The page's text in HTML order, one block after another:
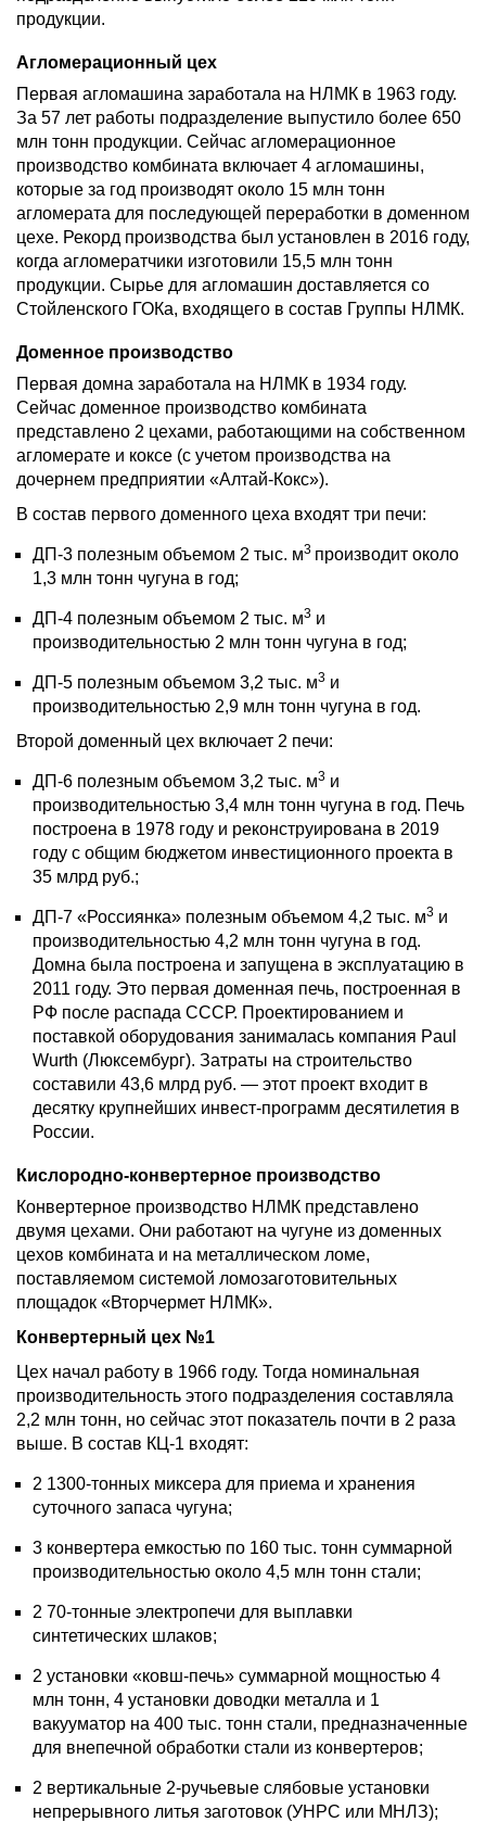
продукции.
Агломерационный цех
Первая агломашина заработала на НЛМК в 1963 году.
За 57 лет работы подразделение выпустило более 650
млн тонн продукции. Сейчас агломерационное
производство комбината включает 4 агломашины,
которые за год производят около 15 млн тонн
агломерата для последующей переработки в доменном
цехе. Рекорд производства был установлен в 2016 году,
когда агломератчики изготовили 15,5 млн тонн
продукции. Сырье для агломашин доставляется со
Стойленского ГОКа, входящего в состав Группы НЛМК.
Доменное производство
Первая домна заработала на НЛМК в 1934 году.
Сейчас доменное производство комбината
представлено 2 цехами, работающими на собственном
агломерате и коксе (с учетом производства на
дочернем предприятии «Алтай-Кокс»).
В состав первого доменного цеха входят три печи:
ДП-3 полезным объемом 2 тыс. м3 производит около
1,3 млн тонн чугуна в год;
ДП-4 полезным объемом 2 тыс. м3 и
производительностью 2 млн тонн чугуна в год;
ДП-5 полезным объемом 3,2 тыс. м3 и
производительностью 2,9 млн тонн чугуна в год.
Второй доменный цех включает 2 печи:
ДП-6 полезным объемом 3,2 тыс. м3 и
производительностью 3,4 млн тонн чугуна в год. Печь
построена в 1978 году и реконструирована в 2019
году с общим бюджетом инвестиционного проекта в
35 млрд руб.;
ДП-7 «Россиянка» полезным объемом 4,2 тыс. м3 и
производительностью 4,2 млн тонн чугуна в год.
Домна была построена и запущена в эксплуатацию в
2011 году. Это первая доменная печь, построенная в
РФ после распада СССР. Проектированием и
поставкой оборудования занималась компания Paul
Wurth (Люксембург). Затраты на строительство
составили 43,6 млрд руб. — этот проект входит в
десятку крупнейших инвест-программ десятилетия в
России.
Кислородно-конвертерное производство
Конвертерное производство НЛМК представлено
двумя цехами. Они работают на чугуне из доменных
цехов комбината и на металлическом ломе,
поставляемом системой ломозаготовительных
площадок «Вторчермет НЛМК».
Конвертерный цех №1
Цех начал работу в 1966 году. Тогда номинальная
производительность этого подразделения составляла
2,2 млн тонн, но сейчас этот показатель почти в 2 раза
выше. В состав КЦ-1 входят:
2 1300-тонных миксера для приема и хранения
суточного запаса чугуна;
3 конвертера емкостью по 160 тыс. тонн суммарной
производительностью около 4,5 млн тонн стали;
2 70-тонные электропечи для выплавки
синтетических шлаков;
2 установки «ковш-печь» суммарной мощностью 4
млн тонн, 4 установки доводки металла и 1
вакууматор на 400 тыс. тонн стали, предназначенные
для внепечной обработки стали из конвертеров;
2 вертикальные 2-ручьевые слябовые установки
непрерывного литья заготовок (УНРС или МНЛЗ);